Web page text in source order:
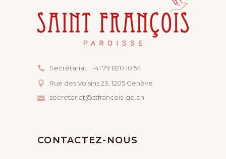
Secrétariat : +41 79 820 10 54
Rue des Voisins 23, ​1205 Genève
secretariat@stfrancois-ge.ch
CONTACTEZ-NOUS